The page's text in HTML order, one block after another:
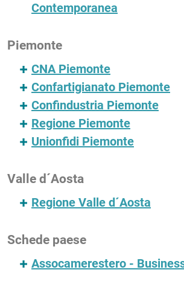
Contemporanea
Piemonte
CNA Piemonte
Confartigianato Piemonte
Confindustria Piemonte
Regione Piemonte
Unionfidi Piemonte
Valle d´Aosta
Regione Valle d´Aosta
Schede paese
Assocamerestero -